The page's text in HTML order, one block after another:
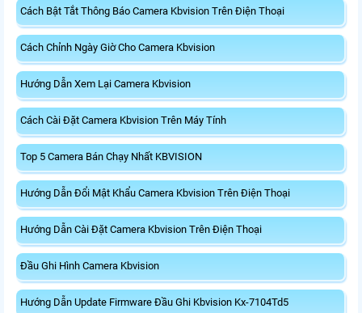
Cách Bật Tắt Thông Báo Camera Kbvision Trên Điện Thoại
Cách Chỉnh Ngày Giờ Cho Camera Kbvision
Hướng Dẫn Xem Lại Camera Kbvision
Cách Cài Đặt Camera Kbvision Trên Máy Tính
Top 5 Camera Bán Chạy Nhất KBVISION
Hướng Dẫn Đổi Mật Khẩu Camera Kbvision Trên Điện Thoại
Hướng Dẫn Cài Đặt Camera Kbvision Trên Điện Thoại
Đầu Ghi Hình Camera Kbvision
Hướng Dẫn Update Firmware Đầu Ghi Kbvision Kx-7104Td5